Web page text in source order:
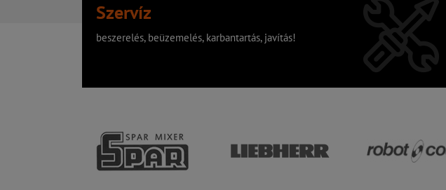
Szervíz
beszerelés, beüzemelés, karbantartás, javítás!